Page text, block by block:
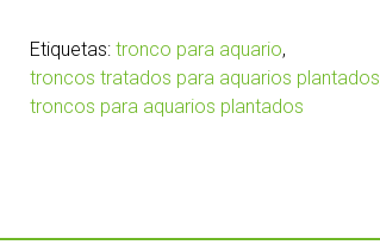
Etiquetas: tronco para aquario,
troncos tratados para aquarios plantados
troncos para aquarios plantados